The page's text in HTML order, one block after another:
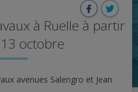
à Ruelle à partir
octobre
avenues Salengro et Jean